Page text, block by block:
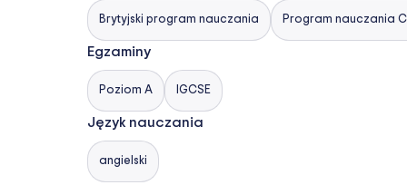
Brytyjski program nauczania Program nauczania
Egzaminy
Poziom A IGCSE
Język nauczania
angielski